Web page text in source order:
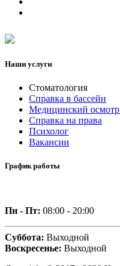
Наши услуги
Стоматология
Справка в бассейн
Медицинский осмотр
Справка на права
Психолог
Вакансии
График работы
Пн - Пт: 08:00 - 20:00
Суббота: Выходной
Воскресенье: Выходной